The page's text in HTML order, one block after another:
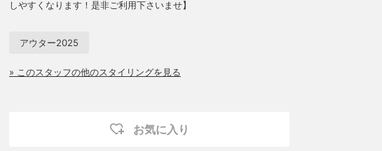
しやすくなります！是非ご利用下さいませ】
アウター2025
» このスタッフの他のスタイリングを見る
お気に入り